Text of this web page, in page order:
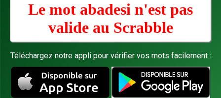
Le mot abadesi n'est pas
valide au Scrabble
Téléchargez notre appli pour vérifier vos mots facilement :